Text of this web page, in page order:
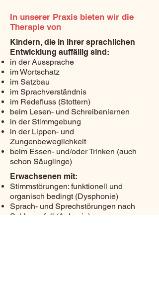
In unserer Praxis bieten wir die
Therapie von
Kindern, die in ihrer sprachlichen
Entwicklung auffällig sind:
in der Aussprache
im Wortschatz
im Satzbau
im Sprachverständnis
im Redefluss (Stottern)
beim Lesen- und Schreibenlernen
in der Stimmgebung
in der Lippen- und
Zungenbeweglichkeit
beim Essen- und/oder Trinken (auch
schon Säuglinge)
Erwachsenen mit:
Stimmstörungen: funktionell und
organisch bedingt (Dysphonie)
Sprach- und Sprechstörungen nach
Schlaganfall (Aphasie)